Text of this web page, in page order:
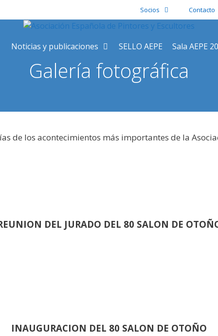
Socios Contacto
Noticias y publicaciones SELLO AEPE Sala AEPE
Galería fotográfica
de los acontecimientos más importantes de la
DEL JURADO DEL 80 SALON DE
INAUGURACION DEL 80 SALON DE OTOÑO